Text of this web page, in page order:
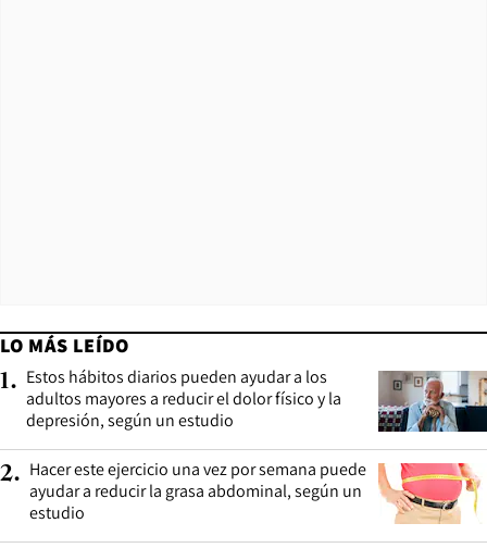
LO MÁS LEÍDO
1. Estos hábitos diarios pueden ayudar a los
adultos mayores a reducir el dolor físico y la
depresión, según un estudio
2. Hacer este ejercicio una vez por semana puede
ayudar a reducir la grasa abdominal, según un
estudio